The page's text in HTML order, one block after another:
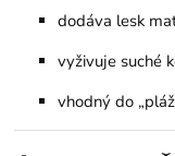
dodáva lesk
vyživuje suché
vhodný do